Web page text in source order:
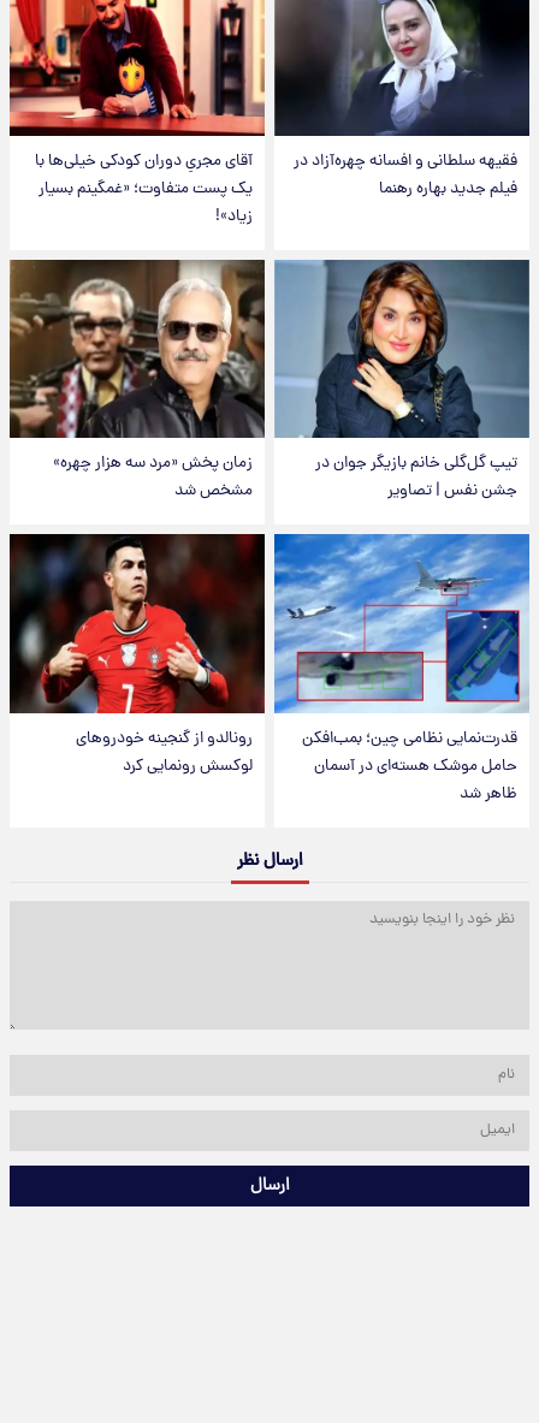
فقیهه سلطانی و افسانه چهره‌آزاد در
فیلم جدید بهاره رهنما
آقای مجریِ دوران کودکی خیلی‌ها با
یک پست متفاوت؛ «غمگینم بسیار
زیاد»!
تیپ گل‌گلی خانم بازیگر جوان در
جشن نفس | تصاویر
زمان پخش «مرد سه هزار چهره»
مشخص شد
قدرت‌نمایی نظامی چین؛ بمب‌افکن
حامل موشک هسته‌ای در آسمان
ظاهر شد
رونالدو از گنجینه خودروهای
لوکسش رونمایی کرد
ارسال نظر
ارسال